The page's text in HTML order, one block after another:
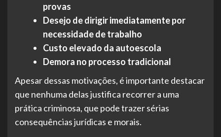
provas
Desejo de dirigir imediatamente por
necessidade de trabalho
Custo elevado da autoescola
Demora no processo tradicional
Apesar dessas motivações, é importante destacar
que nenhuma delas justifica recorrer a uma
prática criminosa, que pode trazer sérias
consequências jurídicas e morais.